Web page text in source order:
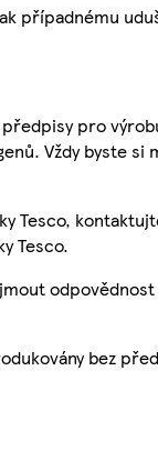
případnému
pro
Vždy byste
Tesco,
Tesco.
bez